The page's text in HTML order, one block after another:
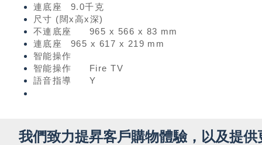
連底座
9.0千克
尺寸 (闊x高x深)
不連底座
965 x 566 x 83 mm
連底座
965 x 617 x 219 mm
智能操作
智能操作
Fire TV
語音指導
Y
我們致力提昇客戶購物體驗，以及提供